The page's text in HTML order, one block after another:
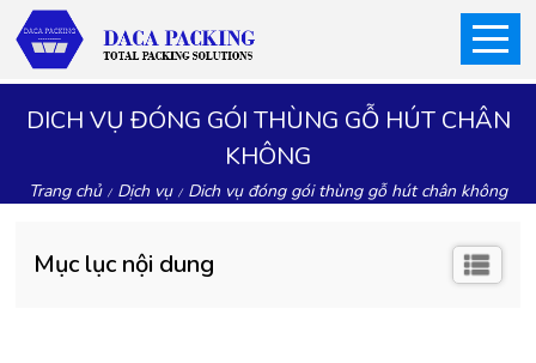
DICH VỤ ĐÓNG GÓI THÙNG GỖ HÚT CHÂN
KHÔNG
Trang chủ Dịch vụ Dich vụ đóng gói thùng gỗ hút chân không
Mục lục nội dung